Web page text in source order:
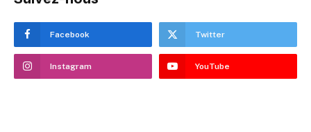
Facebook Twitter
Instagram YouTube